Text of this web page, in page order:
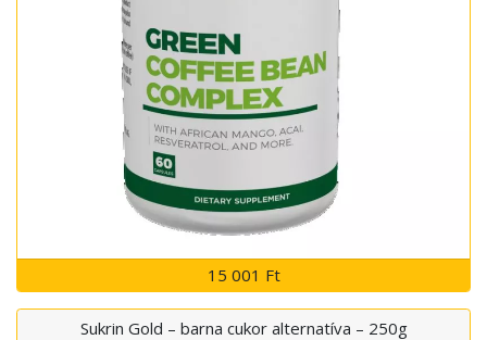
15 001 Ft
Sukrin Gold – barna cukor alternatíva – 250g